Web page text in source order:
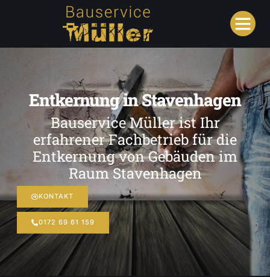
Entkernung in Stavenhagen
Bauservice Müller ist Ihr
erfahrener Fachbetrieb für die
Entkernung von Gebäuden im
Raum Stavenhagen
KONTAKT
0172 69 61 159